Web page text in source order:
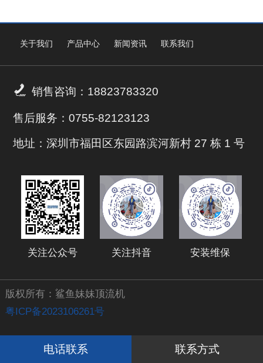
关于我们 产品中心 新闻资讯 联系我们
 销售咨询：18823783320
售后服务：0755-82123123
地址：深圳市福田区东园路滨河新村 27 栋 1 号
关注公众号 关注抖音 安装维保
版权所有：鲨鱼妹妹顶流机
粤ICP备2023106261号
电话联系 联系方式